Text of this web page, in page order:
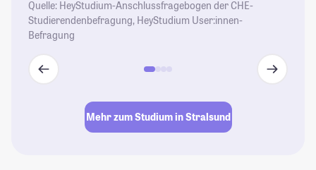
Quelle: HeyStudium-Anschlussfragebogen der CHE-
Studierendenbefragung, HeyStudium User:innen-
Befragung
Mehr zum Studium in Stralsund